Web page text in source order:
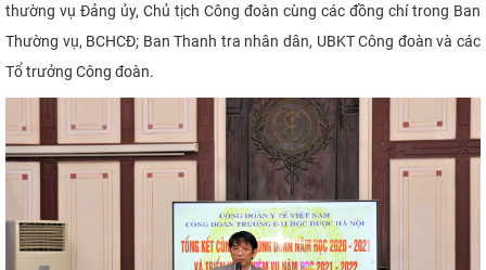
CỰU NGƯỜI HỌC
thường vụ Đảng ủy, Chủ tịch Công đoàn cùng các đồng chí trong Ban
Thường vụ, BCHCĐ; Ban Thanh tra nhân dân, UBKT Công đoàn và các
Tổ trưởng Công đoàn.